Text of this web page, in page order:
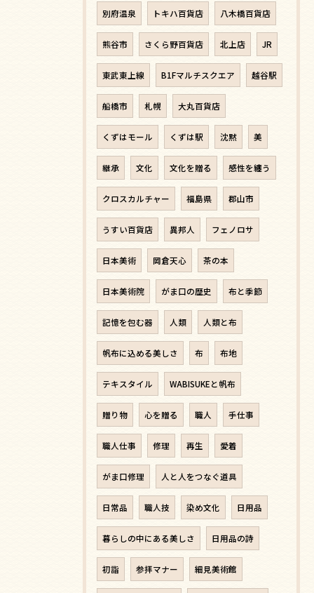
別府温泉 トキハ百貨店 八木橋百貨店
熊谷市 さくら野百貨店 北上店 JR
東武東上線 B1Fマルチスクエア 越谷駅
船橋市 札幌 大丸百貨店
くずはモール くずは駅 沈黙 美
継承 文化 文化を贈る 感性を纏う
クロスカルチャー 福島県 郡山市
うすい百貨店 異邦人 フェノロサ
日本美術 岡倉天心 茶の本
日本美術院 がま口の歴史 布と季節
記憶を包む器 人類 人類と布
帆布に込める美しさ 布 布地
テキスタイル WABISUKEと帆布
贈り物 心を贈る 職人 手仕事
職人仕事 修理 再生 愛着
がま口修理 人と人をつなぐ道具
日常品 職人技 染め文化 日用品
暮らしの中にある美しさ 日用品の詩
初詣 参拝マナー 細見美術館